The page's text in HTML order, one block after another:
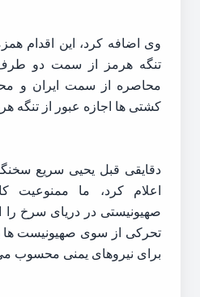
وی اضافه کرد، این اقدام
تنگه هرمز از سمت دو
محاصره از سمت ایران و
کشتی ها اجازه عبور از تنگه
دقایقی قبل یحیی سریع
اعلام کرد، ما ممنوعیت
صهیونیستی در دریای سرخ را
تحرکی از سوی صهیونیست ها
برای نیروهای یمنی محسوب